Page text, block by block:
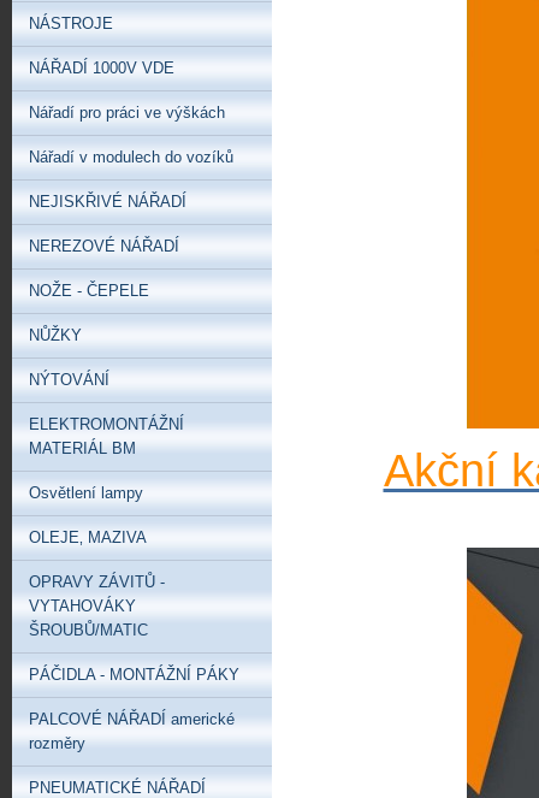
Akční
NÁSTROJE
NÁŘADÍ 1000V VDE
Nářadí pro práci ve výškách
Nářadí v modulech do vozíků
NEJISKŘIVÉ NÁŘADÍ
NEREZOVÉ NÁŘADÍ
NOŽE - ČEPELE
NŮŽKY
NÝTOVÁNÍ
ELEKTROMONTÁŽNÍ
MATERIÁL BM
Osvětlení lampy
OLEJE‚ MAZIVA
OPRAVY ZÁVITŮ -
VYTAHOVÁKY
ŠROUBŮ/MATIC
PÁČIDLA - MONTÁŽNÍ PÁKY
PALCOVÉ NÁŘADÍ americké
rozměry
PNEUMATICKÉ NÁŘADÍ